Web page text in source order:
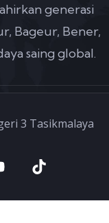
generasi
Bageur, Bener,
saing global.
3 Tasikmalaya